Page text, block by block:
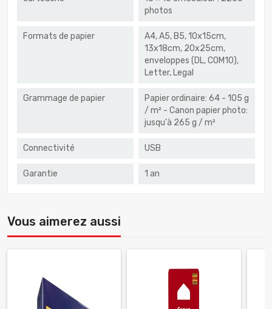
photos
Formats de papier
A4, A5, B5, 10x15cm,
13x18cm, 20x25cm,
enveloppes (DL, COM10),
Letter, Legal
Grammage de papier
Papier ordinaire: 64 - 105 g
​​/ m² - Canon papier photo:
jusqu'à 265 g / m²
Connectivité USB
Garantie 1 an
Vous aimerez aussi